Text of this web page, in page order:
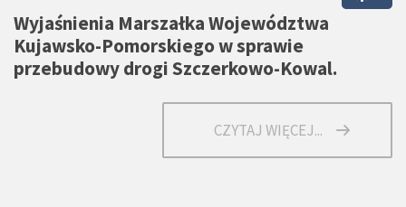
Wyjaśnienia Marszałka Województwa
Kujawsko-Pomorskiego w sprawie
przebudowy drogi Szczerkowo-Kowal.
CZYTAJ WIĘCEJ...